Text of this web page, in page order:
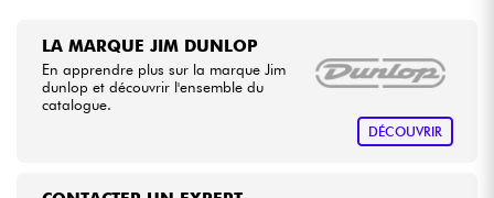
Voir nos marques
LA MARQUE JIM DUNLOP
En apprendre plus sur la marque Jim
dunlop et découvrir l'ensemble du
catalogue.
DÉCOUVRIR